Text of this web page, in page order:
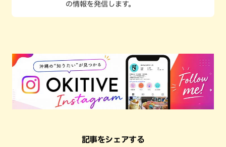
の情報を発信します。
記事をシェアする